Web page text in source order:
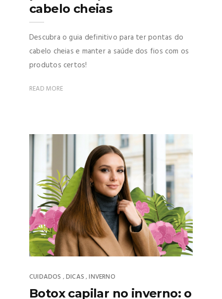
cabelo cheias
Descubra o guia definitivo para ter pontas do
cabelo cheias e manter a saúde dos fios com os
produtos certos!
READ MORE
CUIDADOS ,DICAS ,INVERNO
Botox capilar no inverno: o